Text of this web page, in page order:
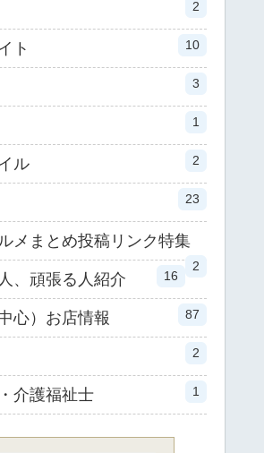
2
ト 10
3
1
ル 2
23
メまとめ投稿リンク特集
2
、頑張る人紹介 16
心）お店情報 87
2
介護福祉士 1